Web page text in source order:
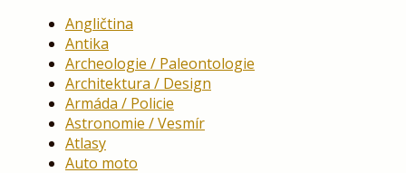
Angličtina
Antika
Archeologie / Paleontologie
Architektura / Design
Armáda / Policie
Astronomie / Vesmír
Atlasy
Auto moto